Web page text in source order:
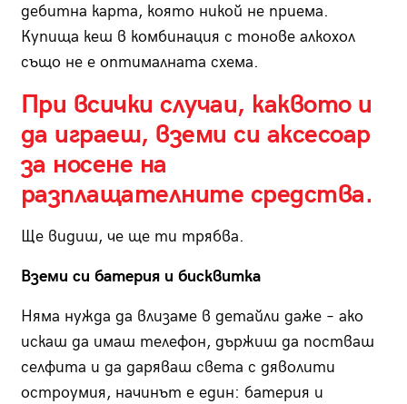
дебитна карта, която никой не приема.
Купища кеш в комбинация с тонове алкохол
също не е оптималната схема.
При всички случаи, каквото и
да играеш, вземи си аксесоар
за носене на
разплащателните средства.
Ще видиш, че ще ти трябва.
Вземи си батерия и бисквитка
Няма нужда да влизаме в детайли даже – ако
искаш да имаш телефон, държиш да постваш
селфита и да даряваш света с дяволити
остроумия, начинът е един: батерия и